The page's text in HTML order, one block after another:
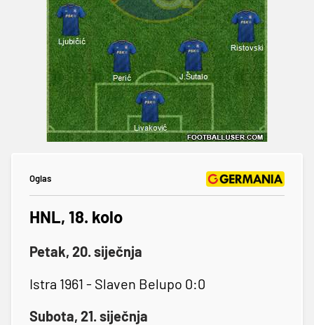
Oglas
HNL, 18. kolo
Petak, 20. siječnja
Istra 1961 - Slaven Belupo 0:0
Subota, 21. siječnja